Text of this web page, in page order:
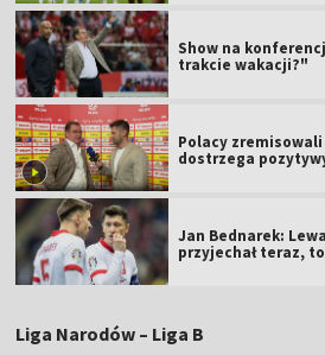
Show na
trakcie wakacji?"
Polacy
dostrzega
Jan Bednarek:
przyjechał teraz,
Liga Narodów – Liga B